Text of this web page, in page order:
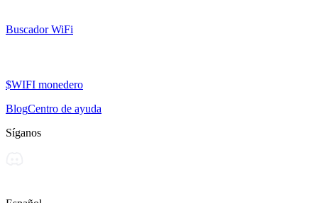
Buscador WiFi
$WIFI monedero
BlogCentro de ayuda
Síganos